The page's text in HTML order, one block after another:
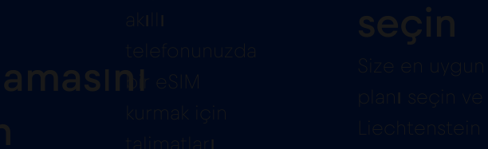
akıllı
telefonunuzda
bir eSIM
kurmak için
talimatları
seçin
Size en uygun
planı seçin ve
Liechtenstein